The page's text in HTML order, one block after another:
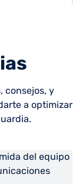
consejos, y
a optimizar